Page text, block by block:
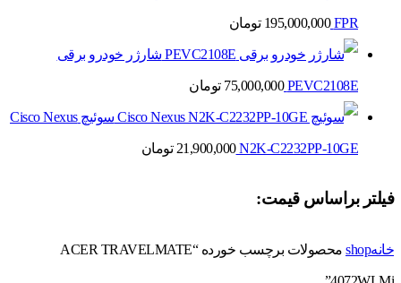
FPR
195,000,000 تومان
شارژر خودرو برقی
PEVC2108E
75,000,000 تومان
سوئیچ Cisco Nexus
N2K-C2232PP-10GE
21,900,000 تومان
فیلتر براساس قیمت:
خانهshop محصولات برچسب خورده “ACER TRAVELMATE